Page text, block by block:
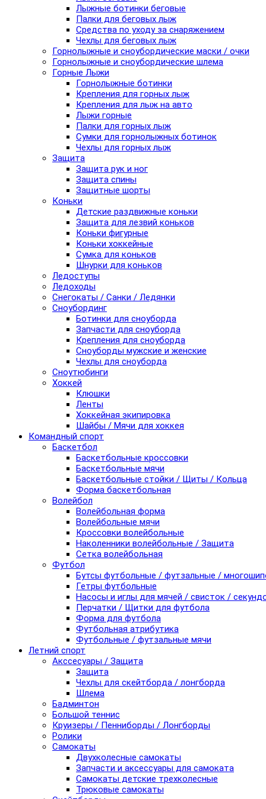
Лыжные ботинки беговые
Палки для беговых лыж
Средства по уходу за снаряжением
Чехлы для беговых лыж
Горнолыжные и сноубордические маски / очки
Горнолыжные и сноубордические шлема
Горные Лыжи
Горнолыжные ботинки
Крепления для горных лыж
Крепления для лыж на авто
Лыжи горные
Палки для горных лыж
Сумки для горнолыжных ботинок
Чехлы для горных лыж
Защита
Защита рук и ног
Защита спины
Защитные шорты
Коньки
Детские раздвижные коньки
Защита для лезвий коньков
Коньки фигурные
Коньки хоккейные
Сумка для коньков
Шнурки для коньков
Ледоступы
Ледоходы
Снегокаты / Санки / Ледянки
Сноубординг
Ботинки для сноуборда
Запчасти для сноуборда
Крепления для сноуборда
Сноуборды мужские и женские
Чехлы для сноуборда
Сноутюбинги
Хоккей
Клюшки
Ленты
Хоккейная экипировка
Шайбы / Мячи для хоккея
Командный спорт
Баскетбол
Баскетбольные кроссовки
Баскетбольные мячи
Баскетбольные стойки / Щиты / Кольца
Форма баскетбольная
Волейбол
Волейбольная форма
Волейбольные мячи
Кроссовки волейбольные
Наколенники волейбольные / Защита
Сетка волейбольная
Футбол
Бутсы футбольные / футзальные /
Гетры футбольные
Насосы и иглы для мячей / свисток /
Перчатки / Щитки для футбола
Форма для футбола
Футбольная атрибутика
Футбольные / футзальные мячи
Летний спорт
Акссесуары / Защита
Защита
Чехлы для скейтборда / лонгборда
Шлема
Бадминтон
Большой теннис
Круизеры / Пенниборды / Лонгборды
Ролики
Самокаты
Двухколесные самокаты
Запчасти и аксессуары для самоката
Самокаты детские трехколесные
Трюковые самокаты